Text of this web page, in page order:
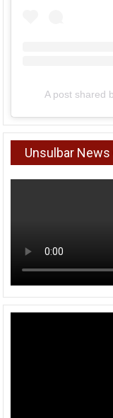
A post shared
Unsulbar News